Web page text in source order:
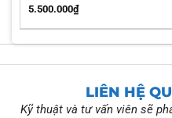
5.500.000₫
LIÊN HỆ
Kỹ thuật và tư vấn viên sẽ